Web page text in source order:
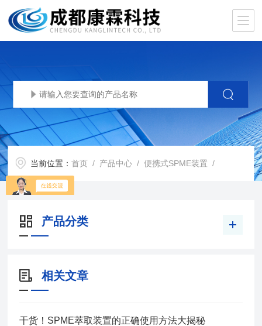
当前位置：首页 / 产品中心 /便携式SPME装置 /
产品分类
相关文章
干货！SPME萃取装置的正确使用方法大揭秘